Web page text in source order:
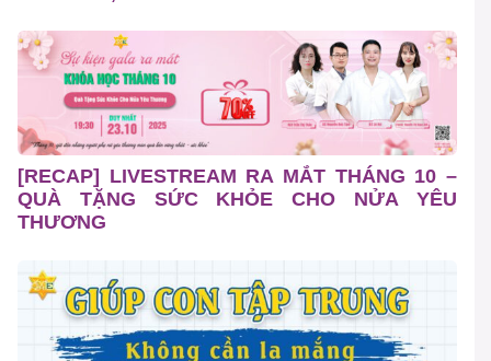
[RECAP] LIVESTREAM RA MẮT THÁNG 10 –
QUÀ TẶNG SỨC KHỎE CHO NỬA YÊU
THƯƠNG